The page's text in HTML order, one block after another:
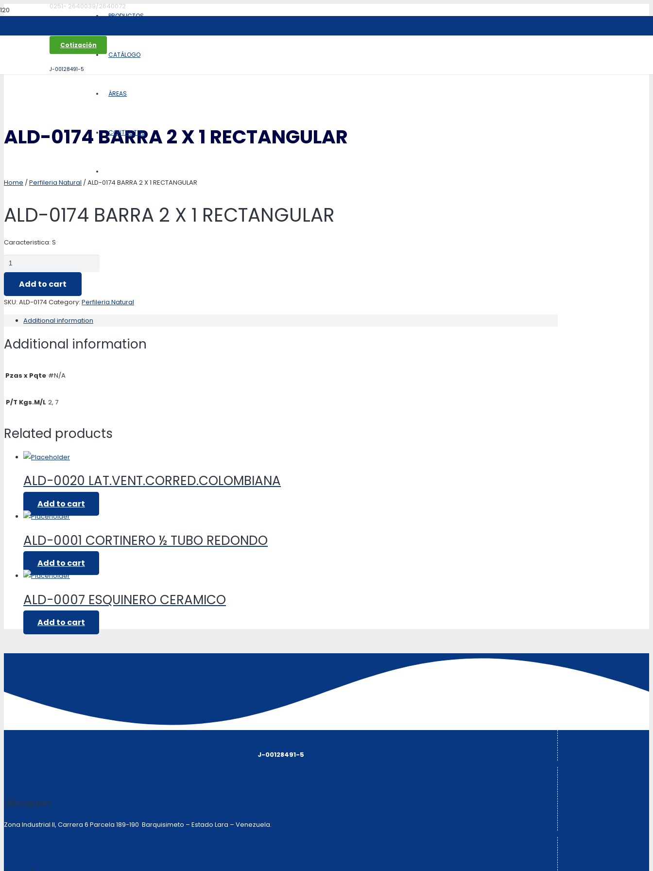
0251- 2640039/2640072
Cotización
J-00128491-5
PRODUCTOS
CATÁLOGO
ÁREAS
CONTACTOS
ALD-0174 BARRA 2 X 1 RECTANGULAR
Home /Perfileria Natural / ALD-0174 BARRA 2 X 1 RECTANGULAR
ALD-0174 BARRA 2 X 1 RECTANGULAR
Caracteristica: S
ALD-
0174
BARRA
2
quantity
Add to cart
SKU: ALD-0174 Category: Perfileria Natural
Additional information
Additional information
Pzas x Pqte #N/A
P/T Kgs.M/L 2, 7
Related products
ALD-0020 LAT.VENT.CORRED.COLOMBIANA
Add to cart
ALD-0001 CORTINERO ½ TUBO REDONDO
Add to cart
ALD-0007 ESQUINERO CERAMICO
Add to cart
J-00128491-5
Ubicación:
Zona Industrial II, Carrera 6 Parcela 189-190 Barquisimeto – Estado Lara – Venezuela.